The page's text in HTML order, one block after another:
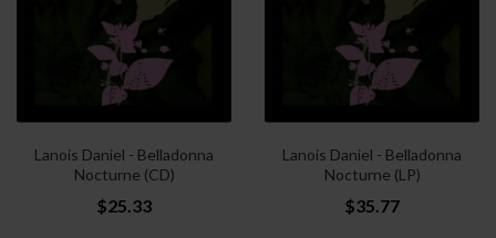
Lanois Daniel - Belladonna
Nocturne (CD)
$25.33
Lanois Daniel - Belladonna
Nocturne (LP)
$35.77